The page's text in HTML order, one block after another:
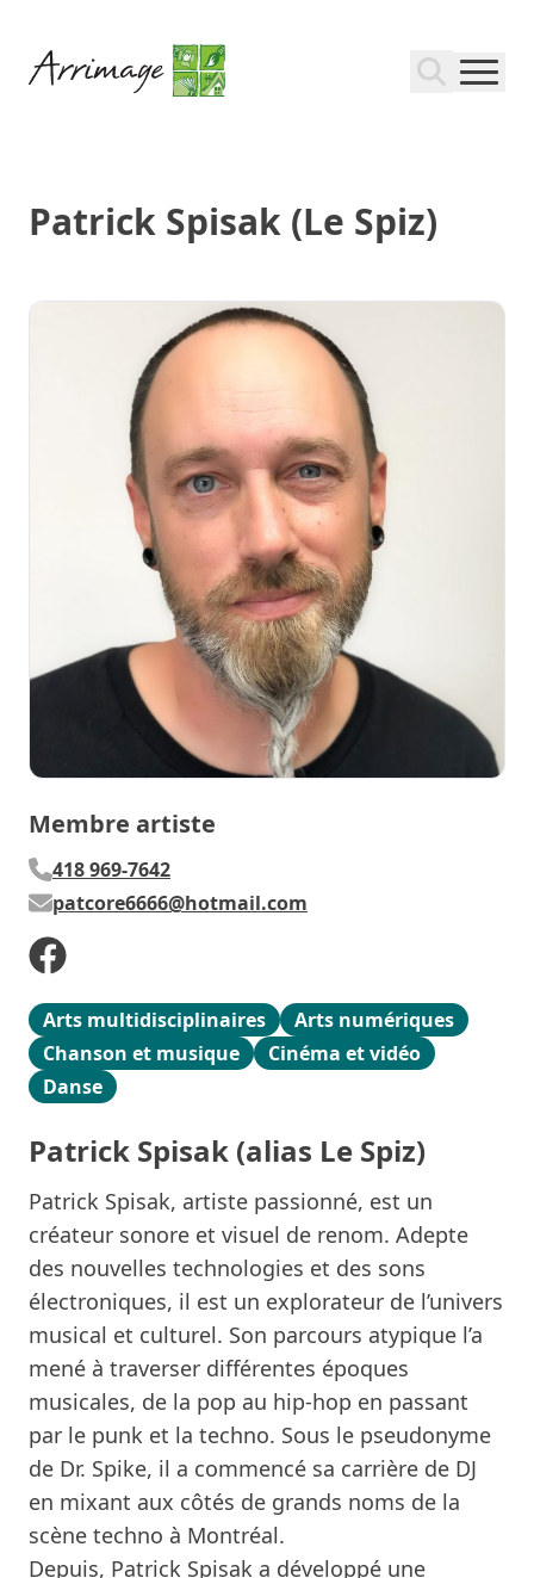
Patrick Spisak (Le Spiz)
Membre artiste
418 969-7642
patcore6666@hotmail.com
Arts multidisciplinaires
Arts numériques
Chanson et musique
Cinéma et vidéo
Danse
Patrick Spisak (alias Le Spiz)
Patrick Spisak, artiste passionné, est un
créateur sonore et visuel de renom. Adepte
des nouvelles technologies et des sons
électroniques, il est un explorateur de l’univers
musical et culturel. Son parcours atypique l’a
mené à traverser différentes époques
musicales, de la pop au hip-hop en passant
par le punk et la techno. Sous le pseudonyme
de Dr. Spike, il a commencé sa carrière de DJ
en mixant aux côtés de grands noms de la
scène techno à Montréal.
Depuis, Patrick Spisak a développé une